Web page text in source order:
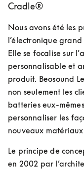
Cradle®
Nous avons été les
l’électronique
Elle se focalise sur
personnalisable et
produit. Beosound
non seulement les
batteries eux-
personnaliser les
nouveaux
Le principe de
en 2002 par